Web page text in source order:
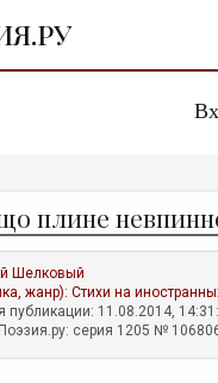
плине
Шелковый
жанр):Стихи на
публикации: 11.08.2014,
серия 1205 №